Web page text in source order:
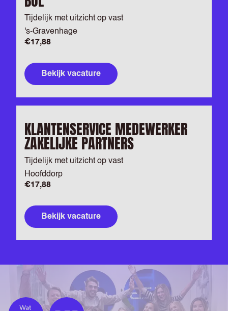
Tijdelijk met uitzicht op vast
's-Gravenhage
€17,88
Bekijk vacature
KLANTENSERVICE MEDEWERKER
ZAKELIJKE PARTNERS
Tijdelijk met uitzicht op vast
Hoofddorp
€17,88
Bekijk vacature